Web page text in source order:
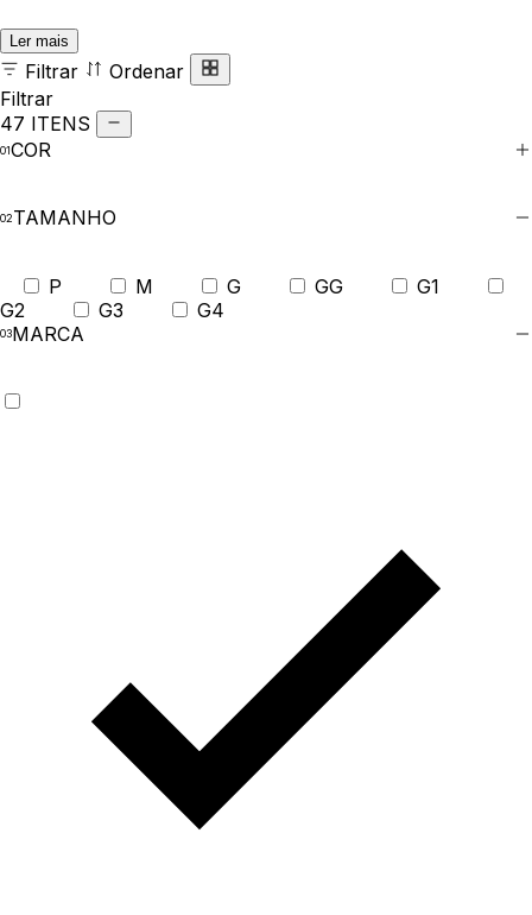
Ler mais
Filtrar
Ordenar
Filtrar
47 ITENS
COR
TAMANHO
P M G GG
G1
G2
G3
G4
MARCA